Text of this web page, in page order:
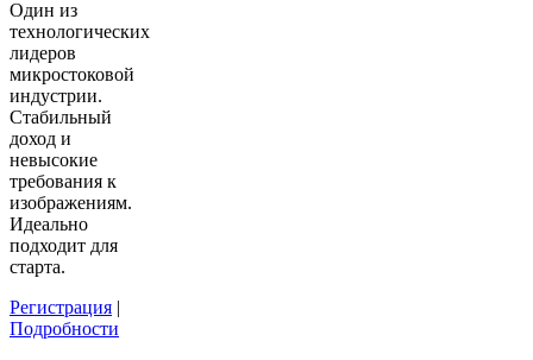
Один из
технологических
лидеров
микростоковой
индустрии.
Стабильный
доход и
невысокие
требования к
изображениям.
Идеально
подходит для
старта.
Регистрация |
Подробности